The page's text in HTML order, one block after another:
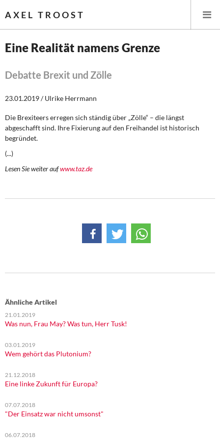
AXEL TROOST
Leitlinien linker Wirtschafts- und Finanzpolitik
Wirtschaftspolitik
Memo-Gruppe
Institut Solidarische Moderne
Rosa-Luxemburg-Stiftung
Über mich
Eine Realität namens Grenze
Debatte Brexit und Zölle
23.01.2019 / Ulrike Herrmann
Die Brexiteers erregen sich ständig über „Zölle“ – die längst
abgeschafft sind. Ihre Fixierung auf den Freihandel ist historisch
begründet.
(...)
Lesen Sie weiter aufwww.taz.de
Ähnliche Artikel
21.01.2019
Was nun, Frau May? Was tun, Herr Tusk!
03.01.2019
Wem gehört das Plutonium?
21.12.2018
Eine linke Zukunft für Europa?
07.07.2018
"Der Einsatz war nicht umsonst"
06.07.2018